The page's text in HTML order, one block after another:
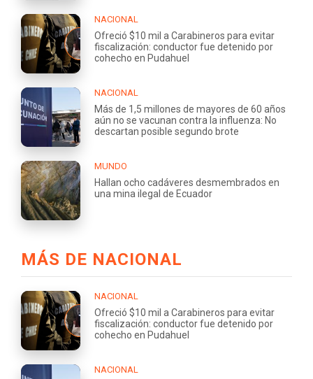
NACIONAL
Ofreció $10 mil a Carabineros para evitar
fiscalización: conductor fue detenido por
cohecho en Pudahuel
NACIONAL
Más de 1,5 millones de mayores de 60 años
aún no se vacunan contra la influenza: No
descartan posible segundo brote
MUNDO
Hallan ocho cadáveres desmembrados en
una mina ilegal de Ecuador
MÁS DE NACIONAL
NACIONAL
Ofreció $10 mil a Carabineros para evitar
fiscalización: conductor fue detenido por
cohecho en Pudahuel
NACIONAL